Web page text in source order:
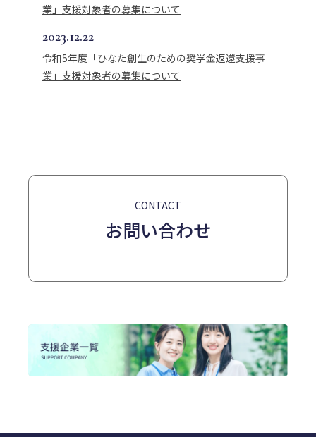
業」支援対象者の募集について
2023.12.22
令和5年度「ひなた創生のための奨学金返還支援事
業」支援対象者の募集について
CONTACT
お問い合わせ